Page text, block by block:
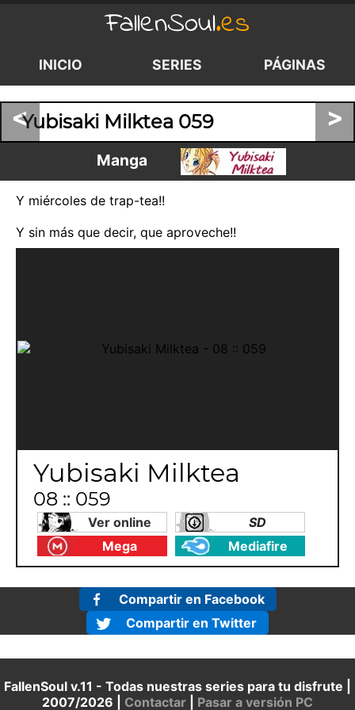
FallenSoul.es
INICIO SERIES PÁGINAS
< >
Yubisaki Milktea 059
Manga
Y miércoles de trap-tea!!
Y sin más que decir, que aproveche!!
Yubisaki Milktea
08 :: 059
Ver online
SD
Mega
Mediafire
Compartir en Facebook
Compartir en Twitter
FallenSoul v.11 - Todas nuestras series para tu disfrute |
2007/2026 | Contactar Pasar a versión PC